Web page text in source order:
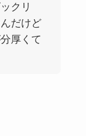
クリ
だけど
厚くて